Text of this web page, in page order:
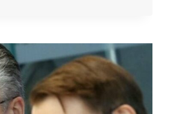
ЗА
УВРЕЖДАНИЯ
ОТ
ВАКСИНИ
КОВИД-19